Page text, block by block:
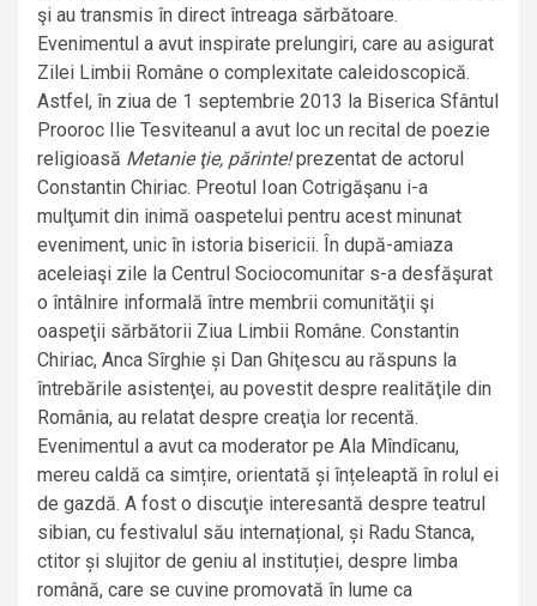
şi au transmis în direct întreaga sărbătoare.
Evenimentul a avut inspirate prelungiri, care au asigurat
Zilei Limbii Române o complexitate caleidoscopică.
Astfel, în ziua de 1 septembrie 2013 la Biserica Sfântul
Prooroc Ilie Tesviteanul a avut loc un recital de poezie
religioasă Metanie ţie, părinte!prezentat de actorul
Constantin Chiriac. Preotul Ioan Cotrigăşanu i-a
mulţumit din inimă oaspetelui pentru acest minunat
eveniment, unic în istoria bisericii. În după-amiaza
aceleiaşi zile la Centrul Sociocomunitar s-a desfăşurat
o întâlnire informală între membrii comunităţii şi
oaspeţii sărbătorii Ziua Limbii Române. Constantin
Chiriac, Anca Sîrghie și Dan Ghiţescu au răspuns la
întrebările asistenţei, au povestit despre realităţile din
România, au relatat despre creaţia lor recentă.
Evenimentul a avut ca moderator pe Ala Mîndîcanu,
mereu caldă ca simțire, orientată și înțeleaptă în rolul ei
de gazdă. A fost o discuţie interesantă despre teatrul
sibian, cu festivalul său internațional, și Radu Stanca,
ctitor și slujitor de geniu al instituției, despre limba
română, care se cuvine promovată în lume ca